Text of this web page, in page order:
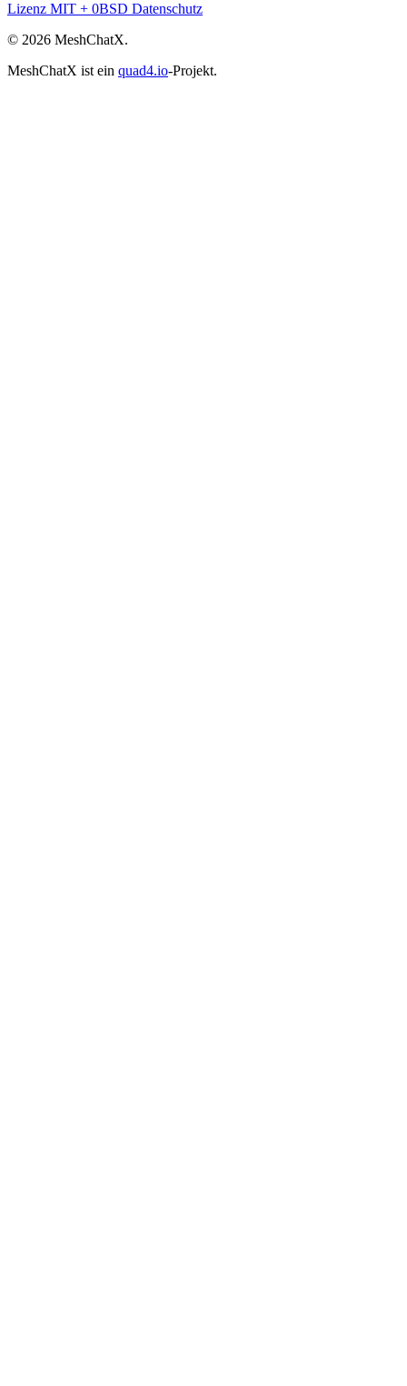
Lizenz MIT + 0BSD Datenschutz
© 2026 MeshChatX.
MeshChatX ist ein quad4.io-Projekt.